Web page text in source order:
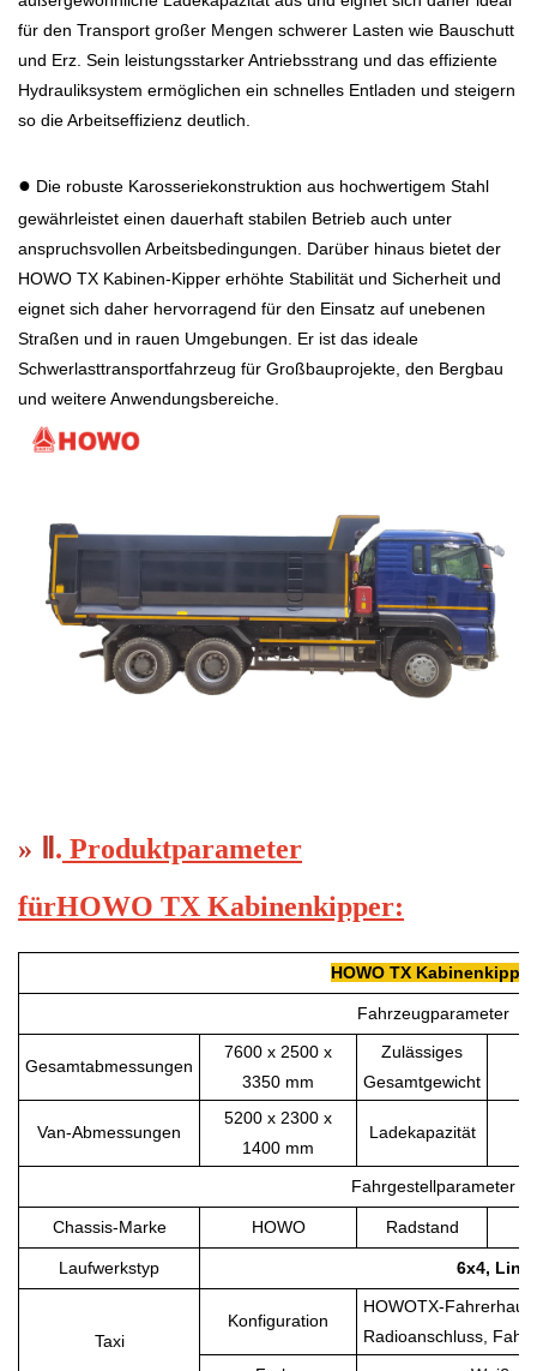
für den Transport großer Mengen schwerer Lasten wie Bauschutt
und Erz. Sein leistungsstarker Antriebsstrang und das effiziente
Hydrauliksystem ermöglichen ein schnelles Entladen und steigern
so die Arbeitseffizienz deutlich.
● Die robuste Karosseriekonstruktion aus hochwertigem Stahl
gewährleistet einen dauerhaft stabilen Betrieb auch unter
anspruchsvollen Arbeitsbedingungen. Darüber hinaus bietet der
HOWO TX Kabinen-Kipper erhöhte Stabilität und Sicherheit und
eignet sich daher hervorragend für den Einsatz auf unebenen
Straßen und in rauen Umgebungen. Er ist das ideale
Schwerlasttransportfahrzeug für Großbauprojekte, den Bergbau
und weitere Anwendungsbereiche.
» . Produktparameter
fürHOWO TX Kabinenkipper:
HOWO TX Kabinenkipper
Fahrzeugparameter
Gesamtabmessungen
7600 x 2500 x
3350 mm
Zulässiges
Gesamtgewicht
Van-Abmessungen
5200 x 2300 x
1400 mm
Ladekapazität
Fahrgestellparameter
Chassis-Marke HOWO Radstand
Laufwerkstyp 6x4,
Taxi
Konfiguration
HOWOTX-
Radioanschluss,